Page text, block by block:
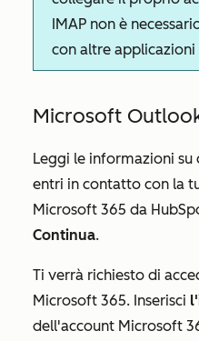
IMAP non è
con altre applicazioni
Microsoft
Leggi le informazioni
entri in contatto con la
Microsoft 365 da
Continua.
Ti verrà richiesto di
Microsoft 365. Inserisci
dell'account Microsoft